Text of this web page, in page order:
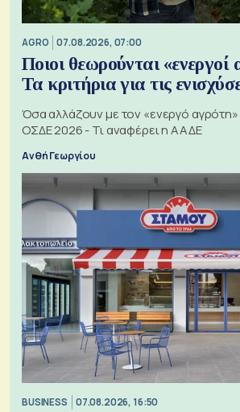
AGRO 07.08.2026, 07:00
Ποιοι θεωρούνται «ενεργοί
Τα κριτήρια για τις
Όσα αλλάζουν με τον «ενεργό
ΟΣΔΕ 2026 - Τι αναφέρει η ΑΑΔΕ
Ανθή Γεωργίου
BUSINESS 07.08.2026, 16:50